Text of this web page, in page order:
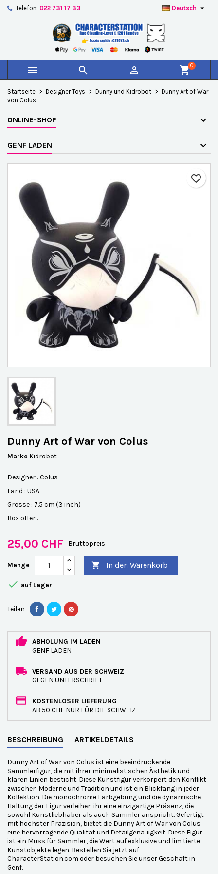
Telefon: 022 731 17 33 Deutsch 
   shopping_cart0
Startseite Designer Toys Dunny und Kidrobot
Dunny Art of War
von Colus
ONLINE-SHOP
GENF LADEN
favorite_border
Dunny Art of War von Colus
Marke Kidrobot
Designer : Colus
Land : USA
Grösse : 7.5 cm (3 inch)
Box offen.
25,00 CHF Bruttopreis
Menge  In den Warenkorb
 auf Lager
Teilen
ABHOLUNG IM LADEN
GENF LADEN
VERSAND AUS DER SCHWEIZ
GEGEN UNTERSCHRIFT
KOSTENLOSER LIEFERUNG
AB 50 CHF NUR FÜR DIE SCHWEIZ
BESCHREIBUNG ARTIKELDETAILS
Dunny Art of War von Colus ist eine beeindruckende
Sammlerfigur, die mit ihrer minimalistischen Ästhetik und
klaren Linien besticht. Diese Kunstfigur verkörpert den Konflikt
zwischen Moderne und Tradition und ist ein Blickfang in jeder
Kollektion. Die monochrome Farbgebung und die dynamische
Haltung der Figur verleihen ihr eine einzigartige Präsenz, die
sowohl Kunstliebhaber als auch Sammler anspricht. Gefertigt
mit höchster Präzision, bietet die Dunny Art of War von Colus
eine hervorragende Qualität und Detailgenauigkeit. Diese Figur
ist ein Muss für Sammler, die Wert auf exklusive und limitierte
Kunstobjekte legen. Bestellen Sie jetzt auf
CharacterStation.com oder besuchen Sie unser Geschäft in
Genf.
Create new list
Name der Wunschliste
Abbrechen Wunschliste erstellen
Sie müssen angemeldet sein, um Artikel Ihrer
Wunschliste hinzufügen zu können.